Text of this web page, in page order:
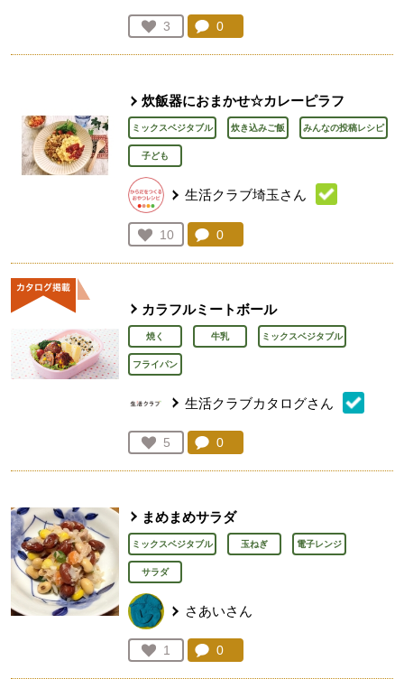
お気に入り登録：
3
人が登録
コメント：
0
炊飯器におまかせ☆カレーピラフ
ミックスベジタブル 炊き込みご飯 みんなの投稿レシピ
子ども
生活クラブ埼玉さん
お気に入り登録：
10
人が登録
コメント：
0
カラフルミートボール
焼く 牛乳 ミックスベジタブル
フライパン
生活クラブカタログさん
お気に入り登録：
5
人が登録
コメント：
0
まめまめサラダ
ミックスベジタブル 玉ねぎ 電子レンジ
サラダ
さあいさん
お気に入り登録：
1
人が登録
コメント：
0